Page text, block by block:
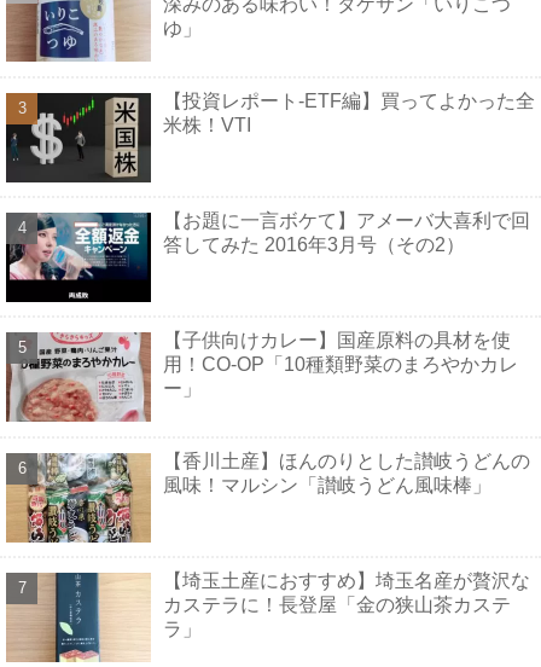
深みのある味わい！タケサン「いりこつ
ゆ」
【投資レポート-ETF編】買ってよかった全
米株！VTI
【お題に一言ボケて】アメーバ大喜利で回
答してみた 2016年3月号（その2）
【子供向けカレー】国産原料の具材を使
用！CO-OP「10種類野菜のまろやかカレ
ー」
【香川土産】ほんのりとした讃岐うどんの
風味！マルシン「讃岐うどん風味棒」
【埼玉土産におすすめ】埼玉名産が贅沢な
カステラに！長登屋「金の狭山茶カステ
ラ」